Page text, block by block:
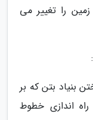
را تغییر می
بنیاد بتن که بر
اندازی خطوط